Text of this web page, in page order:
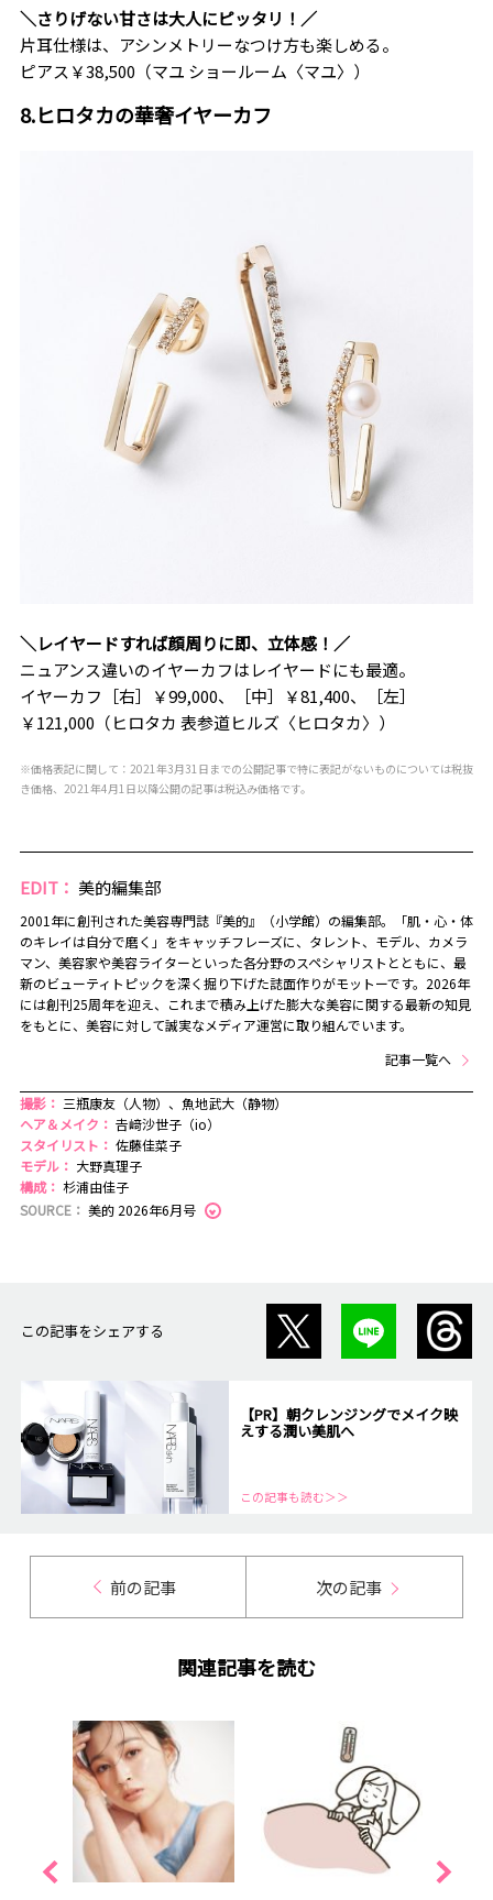
＼さりげない甘さは大人にピッタリ！／
片耳仕様は、アシンメトリーなつけ方も楽しめる。
ピアス￥38,500（マユ ショールーム〈マユ〉）
8.ヒロタカの華奢イヤーカフ
＼レイヤードすれば顔周りに即、立体感！／
ニュアンス違いのイヤーカフはレイヤードにも最適。
イヤーカフ［右］￥99,000、［中］￥81,400、［左］
￥121,000（ヒロタカ 表参道ヒルズ〈ヒロタカ〉）
※価格表記に関して：2021年3月31日までの公開記事で特に表記がないものについては税抜
き価格、2021年4月1日以降公開の記事は税込み価格です。
EDIT： 美的編集部
2001年に創刊された美容専門誌『美的』（小学館）の編集部。「肌・心・体
のキレイは自分で磨く」をキャッチフレーズに、タレント、モデル、カメラ
マン、美容家や美容ライターといった各分野のスペシャリストとともに、最
新のビューティトピックを深く掘り下げた誌面作りがモットーです。2026年
には創刊25周年を迎え、これまで積み上げた膨大な美容に関する最新の知見
をもとに、美容に対して誠実なメディア運営に取り組んでいます。
記事一覧へ
撮影： 三瓶康友（人物）、魚地武大（静物）
ヘア＆メイク： 𠮷﨑沙世子（io）
スタイリスト： 佐藤佳菜子
モデル： 大野真理子
構成： 杉浦由佳子
SOURCE： 美的 2026年6月号
この記事をシェアする
【PR】朝クレンジングでメイク映
えする潤い美肌へ
この記事も読む＞＞
前の記事 次の記事
関連記事を読む